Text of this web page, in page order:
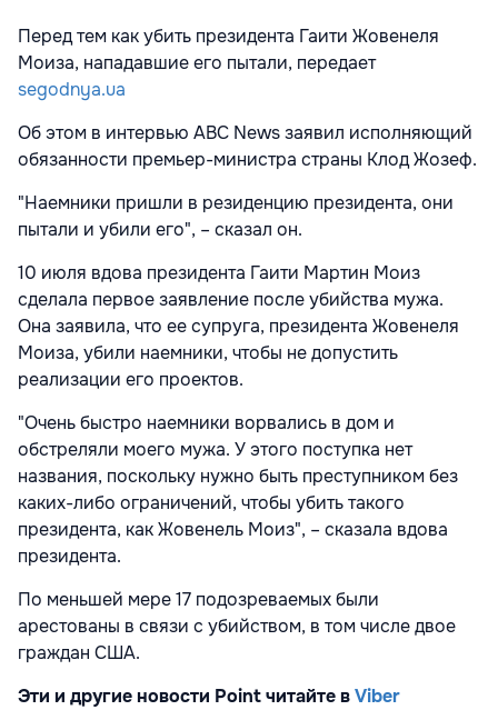
Перед тем как убить президента Гаити Жовенеля
Моиза, нападавшие его пытали, передает
segodnya.ua
Об этом в интервью ABC News заявил исполняющий
обязанности премьер-министра страны Клод Жозеф.
"Наемники пришли в резиденцию президента, они
пытали и убили его", – сказал он.
10 июля вдова президента Гаити Мартин Моиз
сделала первое заявление после убийства мужа.
Она заявила, что ее супруга, президента Жовенеля
Моиза, убили наемники, чтобы не допустить
реализации его проектов.
"Очень быстро наемники ворвались в дом и
обстреляли моего мужа. У этого поступка нет
названия, поскольку нужно быть преступником без
каких-либо ограничений, чтобы убить такого
президента, как Жовенель Моиз", – сказала вдова
президента.
По меньшей мере 17 подозреваемых были
арестованы в связи с убийством, в том числе двое
граждан США.
Эти и другие новости Point читайте вViber